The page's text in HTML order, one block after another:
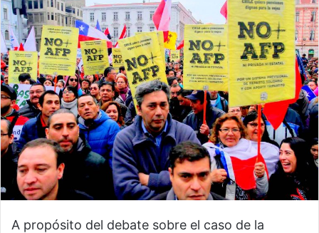
A propósito del debate sobre el caso de la